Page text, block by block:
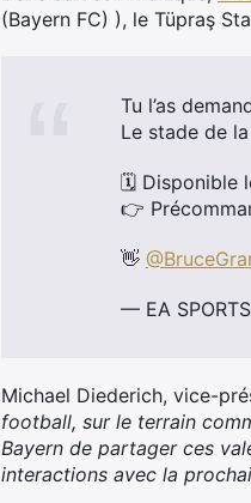
(Bayern FC) ), le Tüpraş
Tu l’as
Le stade de
​🗓️​ Disponible
👉​
👋​
— EA
Michael Diederich, vice-
football, sur le terrain
Bayern de partager ces
interactions avec la